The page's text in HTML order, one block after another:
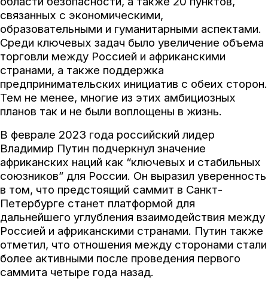
связанных с экономическими,
образовательными и гуманитарными аспектами.
Среди ключевых задач было увеличение объема
торговли между Россией и африканскими
странами, а также поддержка
предпринимательских инициатив с обеих сторон.
Тем не менее, многие из этих амбициозных
планов так и не были воплощены в жизнь.
В феврале 2023 года российский лидер
Владимир Путин подчеркнул значение
африканских наций как “ключевых и стабильных
союзников” для России. Он выразил уверенность
в том, что предстоящий саммит в Санкт-
Петербурге станет платформой для
дальнейшего углубления взаимодействия между
Россией и африканскими странами. Путин также
отметил, что отношения между сторонами стали
более активными после проведения первого
саммита четыре года назад.